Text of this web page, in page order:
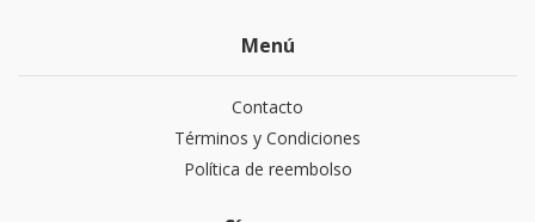
Menú
Contacto
Términos y Condiciones
Política de reembolso